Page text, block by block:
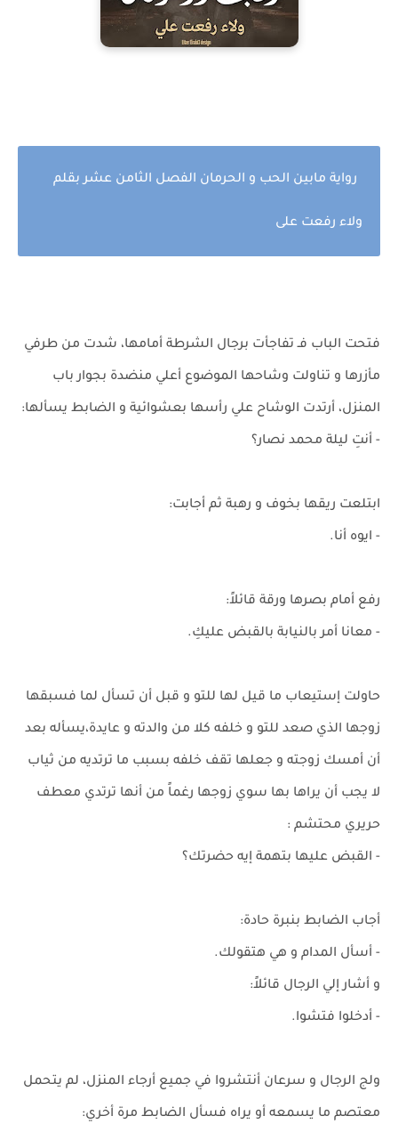
رواية مابين الحب و الحرمان الفصل الثامن عشر بقلم
ولاء رفعت على
فتحت الباب فـ تفاجأت برجال الشرطة أمامها، شدت من طرفي
مأزرها و تناولت وشاحها الموضوع أعلي منضدة بجوار باب
المنزل، أرتدت الوشاح علي رأسها بعشوائية و الضابط يسألها:
- أنتِ ليلة محمد نصار؟
ابتلعت ريقها بخوف و رهبة ثم أجابت:
- ايوه أنا.
رفع أمام بصرها ورقة قائلاً:
- معانا أمر بالنيابة بالقبض عليكِ.
حاولت إستيعاب ما قيل لها للتو و قبل أن تسأل لما فسبقها
زوجها الذي صعد للتو و خلفه كلا من والدته و عايدة،يسأله بعد
أن أمسك زوجته و جعلها تقف خلفه بسبب ما ترتديه من ثياب
لا يجب أن يراها بها سوي زوجها رغماً من أنها ترتدي معطف
حريري محتشم :
- القبض عليها بتهمة إيه حضرتك؟
أجاب الضابط بنبرة حادة:
- أسأل المدام و هي هتقولك.
و أشار إلي الرجال قائلاً:
- أدخلوا فتشوا.
ولج الرجال و سرعان أنتشروا في جميع أرجاء المنزل، لم يتحمل
معتصم ما يسمعه أو يراه فسأل الضابط مرة أخري: